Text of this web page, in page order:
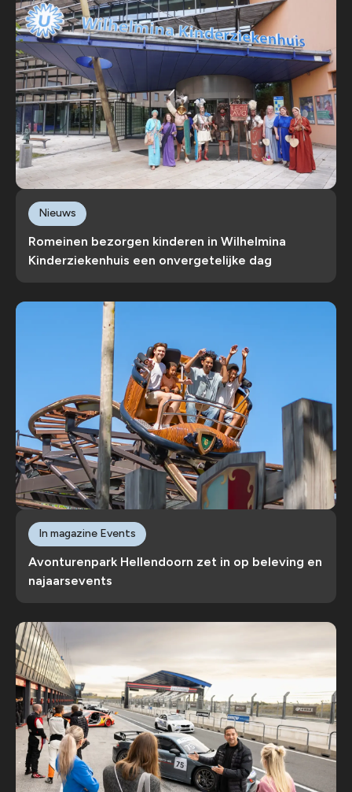
Romeinen bezorgen kinderen in Wilhelmina
Kinderziekenhuis een onvergetelijke dag
Nieuws
Avonturenpark Hellendoorn zet in op beleving en
najaarsevents
In magazine Events